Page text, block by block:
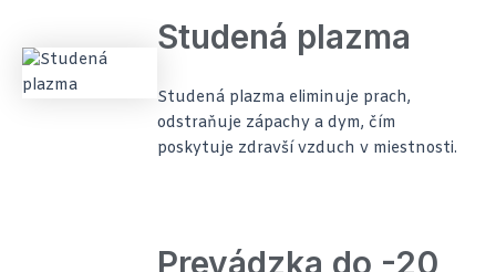
Studená plazma
Studená plazma eliminuje prach,
odstraňuje zápachy a dym, čím
poskytuje zdravší vzduch v miestnosti.
Prevádzka do -20